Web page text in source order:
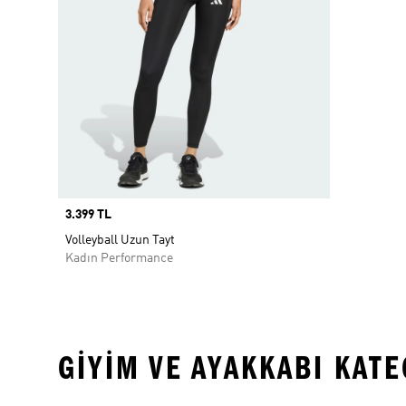
Price
3.399 TL
Volleyball Uzun Tayt
Kadın Performance
GIYIM VE AYAKKABI